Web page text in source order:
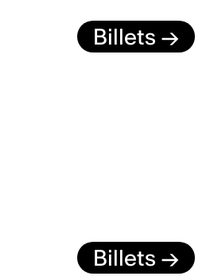
Billets →
Billets →